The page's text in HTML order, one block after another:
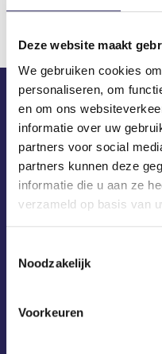
Deze website maakt
We gebruiken cookies
personaliseren, om
en om ons
informatie over uw
partners voor social
partners kunnen deze
informatie die u aan ze
verzameld op basis van
Noodzakelijk
Voorkeuren
ECA in je